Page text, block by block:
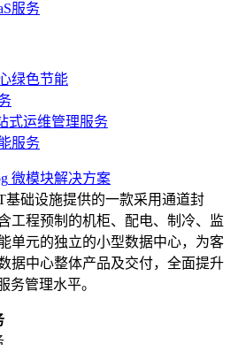
服务
绿色节能
式运维管理服务
服务
微模块解决方案
基础设施提供的一款采用通道封
工程预制的机柜、配电、制冷、监
单元的独立的小型数据中心，为客
据中心整体产品及交付，全面提升
务管理水平。